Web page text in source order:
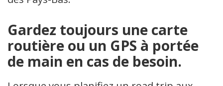
Gardez toujours une carte
routière ou un GPS à portée
de main en cas de besoin.